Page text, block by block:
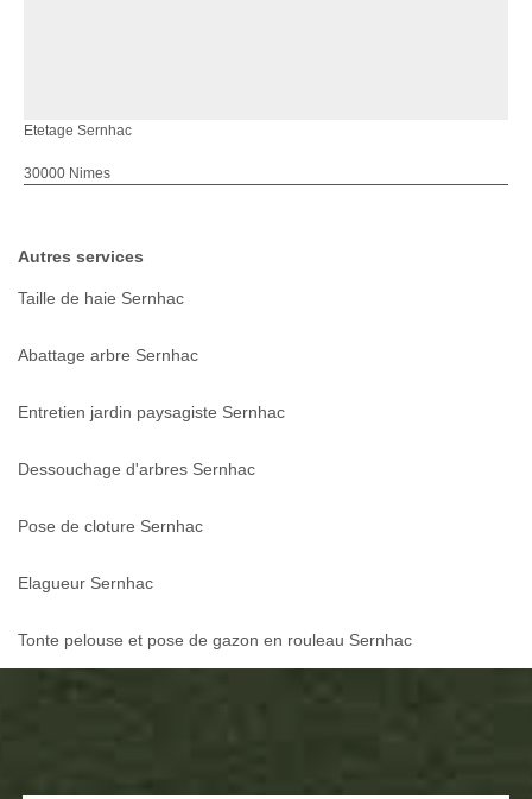
Etetage Sernhac
30000 Nimes
Autres services
Taille de haie Sernhac
Abattage arbre Sernhac
Entretien jardin paysagiste Sernhac
Dessouchage d'arbres Sernhac
Pose de cloture Sernhac
Elagueur Sernhac
Tonte pelouse et pose de gazon en rouleau Sernhac